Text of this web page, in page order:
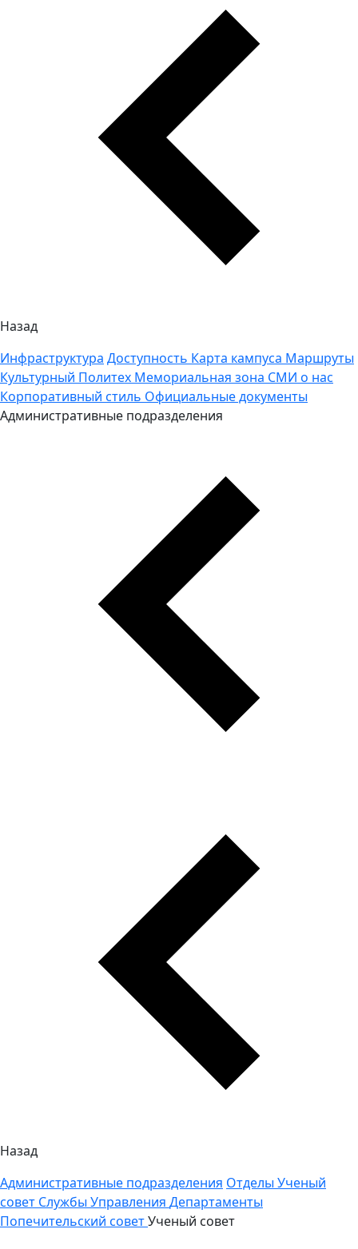
Назад
Инфраструктура Доступность Карта кампуса Маршруты
Культурный Политех Мемориальная зона СМИ о нас
Корпоративный стиль Официальные документы
Административные подразделения
Назад
Административные подразделения Отделы Ученый
совет Службы Управления Департаменты
Попечительский советУченый совет